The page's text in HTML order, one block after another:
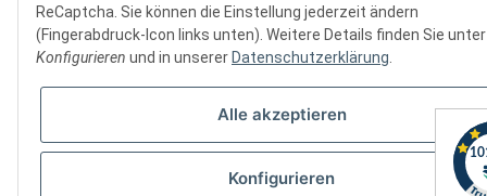
ReCaptcha. Sie können die Einstellung jederzeit ändern
(Fingerabdruck-Icon links unten). Weitere Details finden Sie unter
Konfigurieren und in unserer Datenschutzerklärung.
Alle akzeptieren
Konfigurieren